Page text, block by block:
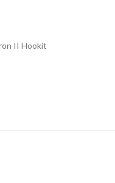
II Hookit